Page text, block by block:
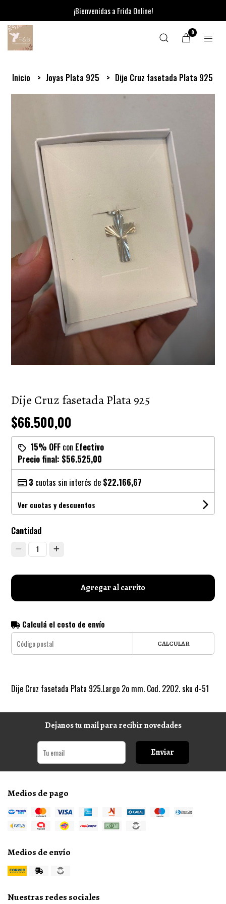
¡Bienvenidas a Frida Online!
0
Inicio Joyas Plata 925 Dije Cruz fasetada Plata 925
Dije Cruz fasetada Plata 925
$66.500,00
15% OFF con Efectivo
Precio final: $56.525,00
3 cuotas sin interés de $22.166,67
Ver cuotas y descuentos
Cantidad
1
Agregar al carrito
Calculá el costo de envío
CALCULAR
Dije Cruz fasetada Plata 925.Largo 2o mm. Cod. 2202. sku d-51
Dejanos tu mail para recibir novedades
Enviar
Medios de pago
Medios de envío
Nuestras redes sociales